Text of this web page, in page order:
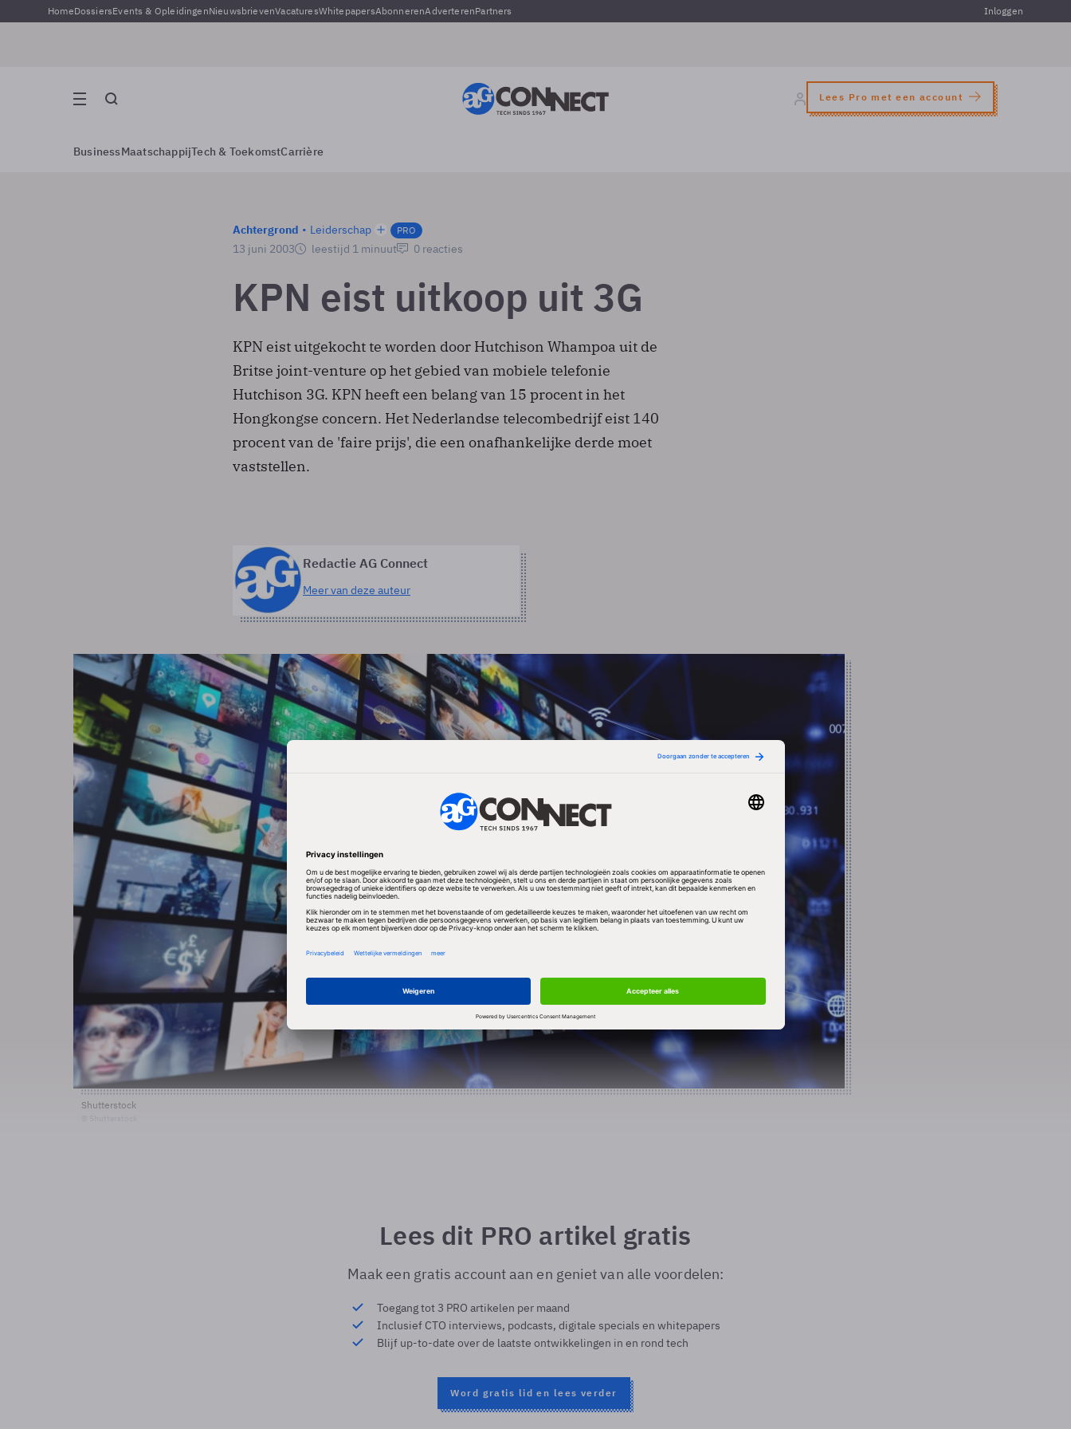
HomeDossiersEvents & OpleidingenNieuwsbrievenVacaturesWhitepapersAbonnerenAdverterenPartners Inloggen
Lees Pro met een account
BusinessMaatschappijTech & ToekomstCarrière
Achtergrond Leiderschap PRO
13 juni 2003 leestijd 1 minuut 0 reacties
KPN eist uitkoop uit 3G
KPN eist uitgekocht te worden door Hutchison Whampoa uit de
Britse joint-venture op het gebied van mobiele telefonie
Hutchison 3G. KPN heeft een belang van 15 procent in het
Hongkongse concern. Het Nederlandse telecombedrijf eist 140
procent van de 'faire prijs', die een onafhankelijke derde moet
vaststellen.
Redactie AG Connect
Meer van deze auteur
Shutterstock
Lees dit PRO artikel gratis
Maak een gratis account aan en geniet van alle voordelen:
Toegang tot 3 PRO artikelen per maand
Inclusief CTO interviews, podcasts, digitale specials en whitepapers
Blijf up-to-date over de laatste ontwikkelingen in en rond tech
Word gratis lid en lees verder